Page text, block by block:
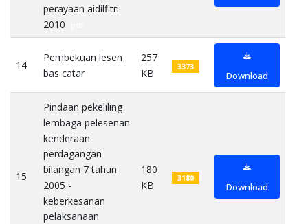
perayaan aidilfitri
2010
14
Pembekuan lesen
bas catar
257
KB
3373
Download
15
Pindaan pekeliling
lembaga pelesenan
kenderaan
perdagangan
bilangan 7 tahun
2005 -
keberkesanan
pelaksanaan
180
KB
3180
Download